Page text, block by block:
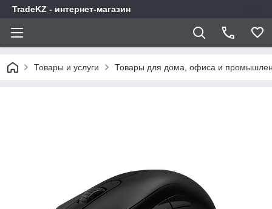
TradeKZ - интернет-магазин
Товары и услуги Товары для дома, офиса и